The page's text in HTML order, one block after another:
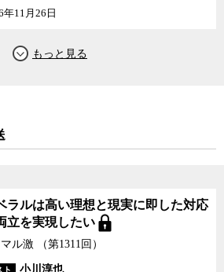
政策の根本的な矛盾であり欺瞞でもあ
を軍隊と認め、交戦権も認める一方で、
政策転換を強行してくれたおかげで、
り得ないからだ。
の国防政策の根本的な矛盾と、それが自
に与えている大きなしわ寄せの中身につ
氏とともに、ジャーナリストの神保哲生
年11月26日
ラルは高い理想と現実に即した対応
立を実現したい
マル激 （第1311回）
ト
小川淳也